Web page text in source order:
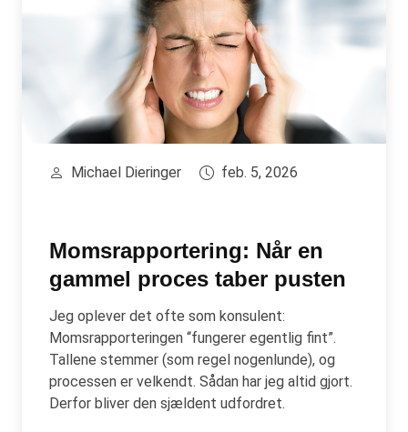
Michael Dieringer feb. 5, 2026
Momsrapportering: Når en
gammel proces taber pusten
Jeg oplever det ofte som konsulent:
Momsrapporteringen “fungerer egentlig fint”.
Tallene stemmer (som regel nogenlunde), og
processen er velkendt. Sådan har jeg altid gjort.
Derfor bliver den sjældent udfordret.